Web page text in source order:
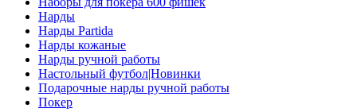
Нарды
Нарды Partida
Нарды кожаные
Нарды ручной работы
Настольный футбол|Новинки
Подарочные нарды ручной работы
Покер